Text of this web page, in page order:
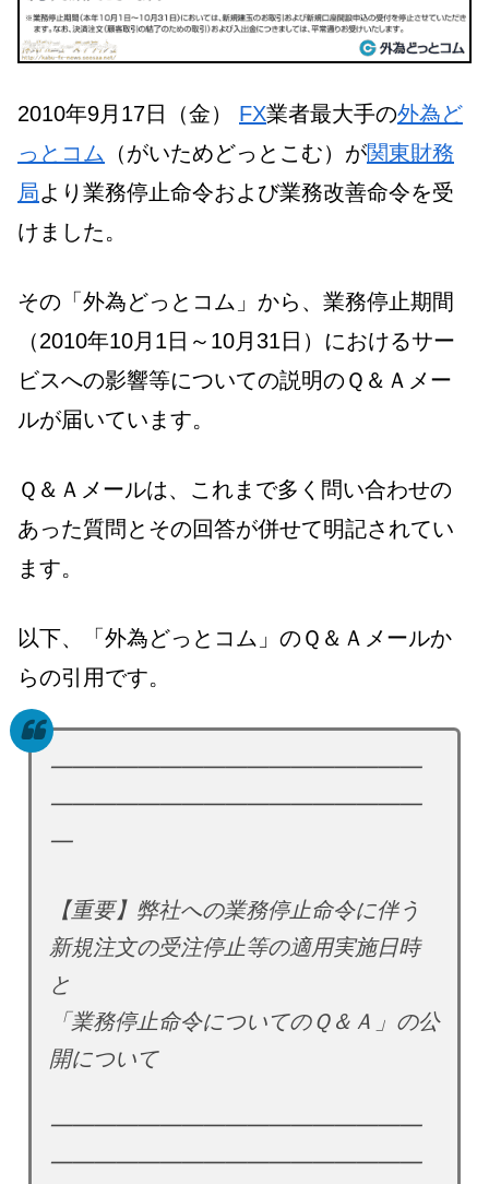
2010年9月17日（金） FX業者最大手の外為ど
っとコム （がいためどっとこむ）が関東財務
局より業務停止命令および業務改善命令を受
けました。
その「外為どっとコム」から、業務停止期間
（2010年10月1日～10月31日）におけるサー
ビスへの影響等についての説明のＱ＆Ａメー
ルが届いています。
Ｑ＆Ａメールは、これまで多く問い合わせの
あった質問とその回答が併せて明記されてい
ます。
以下、「外為どっとコム」のＱ＆Ａメールか
らの引用です。
━━━━━━━━━━━━━━━━━
━━━━━━━━━━━━━━━━━
━
【重要】弊社への業務停止命令に伴う
新規注文の受注停止等の適用実施日時
と
「業務停止命令についてのＱ＆Ａ」の公
開について
━━━━━━━━━━━━━━━━━
━━━━━━━━━━━━━━━━━